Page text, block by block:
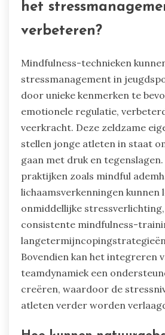
prestaties en algeheel welzijn
Welke zeldzame
mindfulness-
het
verbeteren?
Mindfulness-technieken
stressmanagement in
door unieke kenmerken te